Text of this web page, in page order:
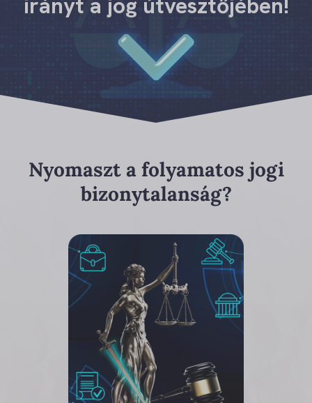
Nyomaszt a folyamatos jogi
bizonytalanság?